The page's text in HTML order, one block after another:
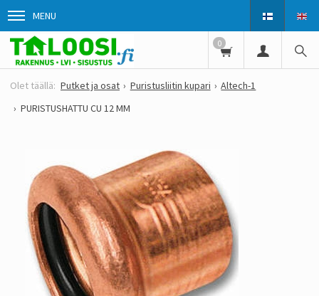
MENU
0
Putket ja osat Puristusliitin kupari
Altech-1
PURISTUSHATTU CU 12 MM